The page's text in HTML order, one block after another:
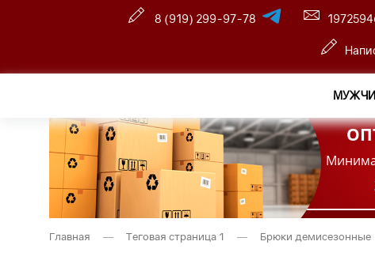
8 (919) 299-97-78
Главная — Теговая страница 1 — Брюки демисезонные